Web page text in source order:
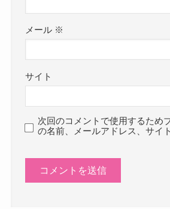
メール ※
サイト
次回のコメントで使用するため
の名前、メールアドレス、サイ